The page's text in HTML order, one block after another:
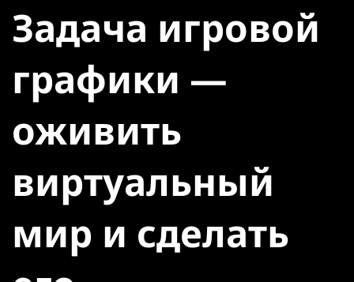
Задача игровой
графики —
оживить
виртуальный
мир и сделать